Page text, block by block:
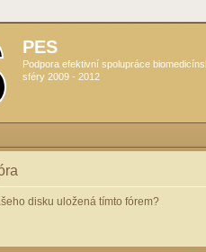
PES
Podpora efektivní spolupráce
sféry 2009 - 2012
disku uložená tímto fórem?